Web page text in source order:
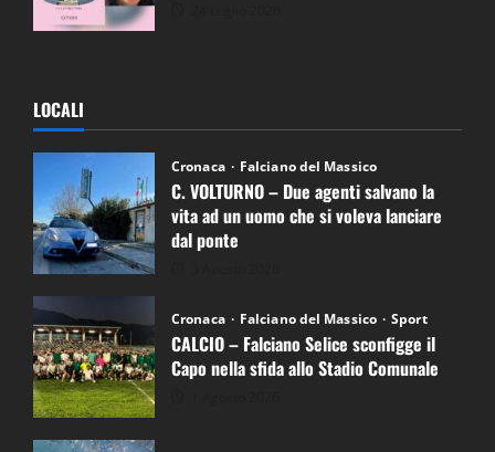
LOCALI
Cronaca Falciano del Massico
C. VOLTURNO – Due agenti salvano la
vita ad un uomo che si voleva lanciare
dal ponte
Cronaca Falciano del Massico Sport
CALCIO – Falciano Selice sconfigge il
Capo nella sfida allo Stadio Comunale